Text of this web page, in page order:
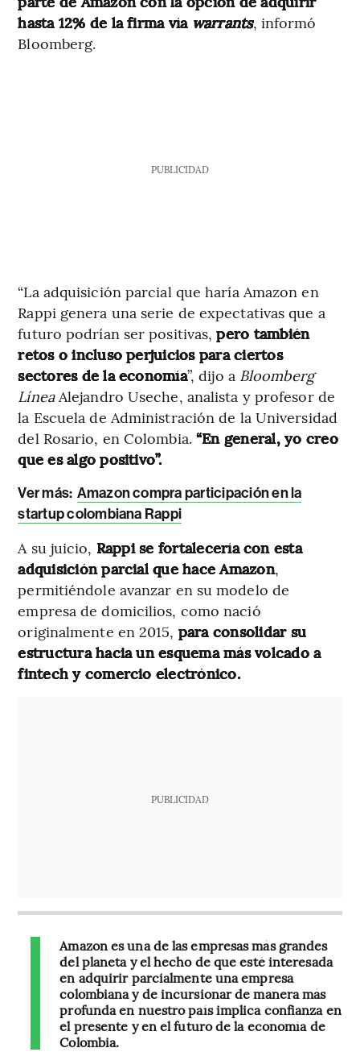
hasta 12% de la firma vía warrants, informó
Bloomberg.
PUBLICIDAD
“La adquisición parcial que haría Amazon en
Rappi genera una serie de expectativas que a
futuro podrían ser positivas,pero también
retos o incluso perjuicios para ciertos
sectores de la economía”, dijo a Bloomberg
LíneaAlejandro Useche, analista y profesor de
la Escuela de Administración de la Universidad
del Rosario, en Colombia. “En general, yo creo
que es algo positivo”.
Ver más: Amazon compra participación en la
startup colombiana Rappi
A su juicio, Rappi se fortalecería con esta
adquisición parcial que hace Amazon,
permitiéndole avanzar en su modelo de
empresa de domicilios, como nació
originalmente en 2015, para consolidar su
estructura hacia un esquema más volcado a
fintech y comercio electrónico.
PUBLICIDAD
Amazon es una de las empresas más grandes
del planeta y el hecho de que esté interesada
en adquirir parcialmente una empresa
colombiana y de incursionar de manera más
profunda en nuestro país implica confianza en
el presente y en el futuro de la economía de
Colombia.